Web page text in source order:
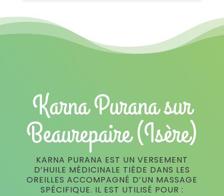
Karna Purana sur
Beaurepaire (Isère)
KARNA PURANA EST UN VERSEMENT
D’HUILE MÉDICINALE TIÈDE DANS LES
OREILLES ACCOMPAGNÉ D’UN MASSAGE
SPÉCIFIQUE. IL EST UTILISÉ POUR :